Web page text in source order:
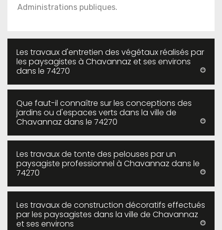
Administrations publiques.
Les travaux d'entretien des végétaux réalisés par
les paysagistes à Chavannaz et ses environs
dans le 74270
Que faut-il connaître sur les conceptions des
jardins ou d'espaces verts dans la ville de
Chavannaz dans le 74270
Les travaux de tonte des pelouses par un
paysagiste professionnel à Chavannaz dans le
74270
Les travaux de construction décoratifs effectués
par les paysagistes dans la ville de Chavannaz
et ses environs